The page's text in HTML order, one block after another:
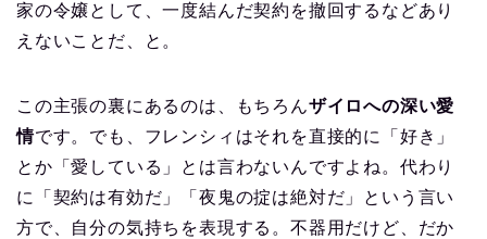
家の令嬢として、一度結んだ契約を撤回するなどあり
えないことだ、と。
この主張の裏にあるのは、もちろんザイロへの深い愛
情です。でも、フレンシィはそれを直接的に「好き」
とか「愛している」とは言わないんですよね。代わり
に「契約は有効だ」「夜鬼の掟は絶対だ」という言い
方で、自分の気持ちを表現する。不器用だけど、だか